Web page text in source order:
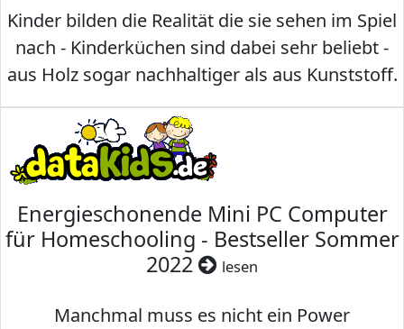
Kinder bilden die Realität die sie sehen im Spiel
nach - Kinderküchen sind dabei sehr beliebt -
aus Holz sogar nachhaltiger als aus Kunststoff.
Energieschonende Mini PC Computer
für Homeschooling - Bestseller Sommer
2022
lesen
Manchmal muss es nicht ein Power